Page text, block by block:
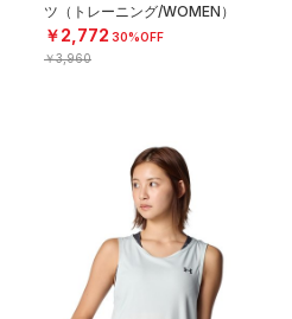
ツ（トレーニング/WOMEN）
￥2,772 30%OFF
￥3,960